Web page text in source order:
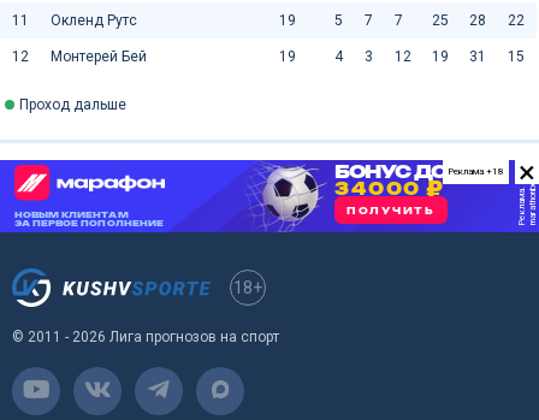
11 Окленд Рутс 19 5 7 7 25 28 22
12 Монтерей Бей 19 4 3 12 19 31 15
Проход дальше
×
Реклама +18
18+
© 2011 - 2026 Лига прогнозов на спорт